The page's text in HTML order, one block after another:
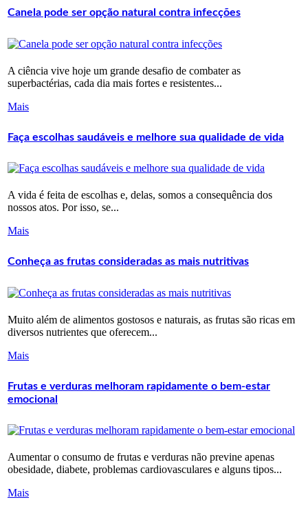
Canela pode ser opção natural contra infecções
A ciência vive hoje um grande desafio de combater as
superbactérias, cada dia mais fortes e resistentes...
Mais
Faça escolhas saudáveis e melhore sua qualidade de vida
A vida é feita de escolhas e, delas, somos a consequência dos
nossos atos. Por isso, se...
Mais
Conheça as frutas consideradas as mais nutritivas
Muito além de alimentos gostosos e naturais, as frutas são ricas em
diversos nutrientes que oferecem...
Mais
Frutas e verduras melhoram rapidamente o bem-estar
emocional
Aumentar o consumo de frutas e verduras não previne apenas
obesidade, diabete, problemas cardiovasculares e alguns tipos...
Mais